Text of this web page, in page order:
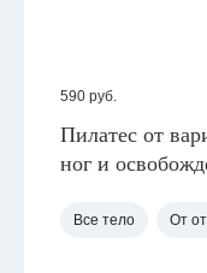
590 руб.
Пилатес от
ног и
Все тело От